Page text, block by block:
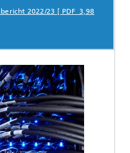
2022/23 [ PDF 3,98